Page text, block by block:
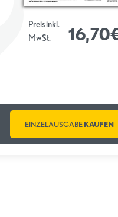
Preis inkl.
MwSt.
EINZELAUSGABE KAUFEN